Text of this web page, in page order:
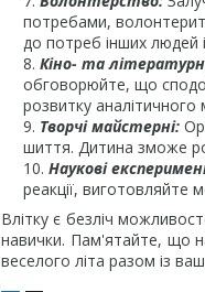
потребами,
до потреб інших людей
Кіно- та
обговорюйте, що
розвитку аналітичного
Творчі майстерні:
шиття. Дитина зможе
Наукові
реакції, виготовляйте
Влітку є безліч
навички. Пам'ятайте, що
веселого літа разом із